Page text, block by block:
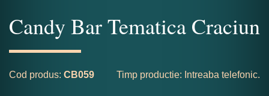
Candy Bar Tematica Craciun
Cod produs: CB059 Timp productie: Intreaba telefonic.